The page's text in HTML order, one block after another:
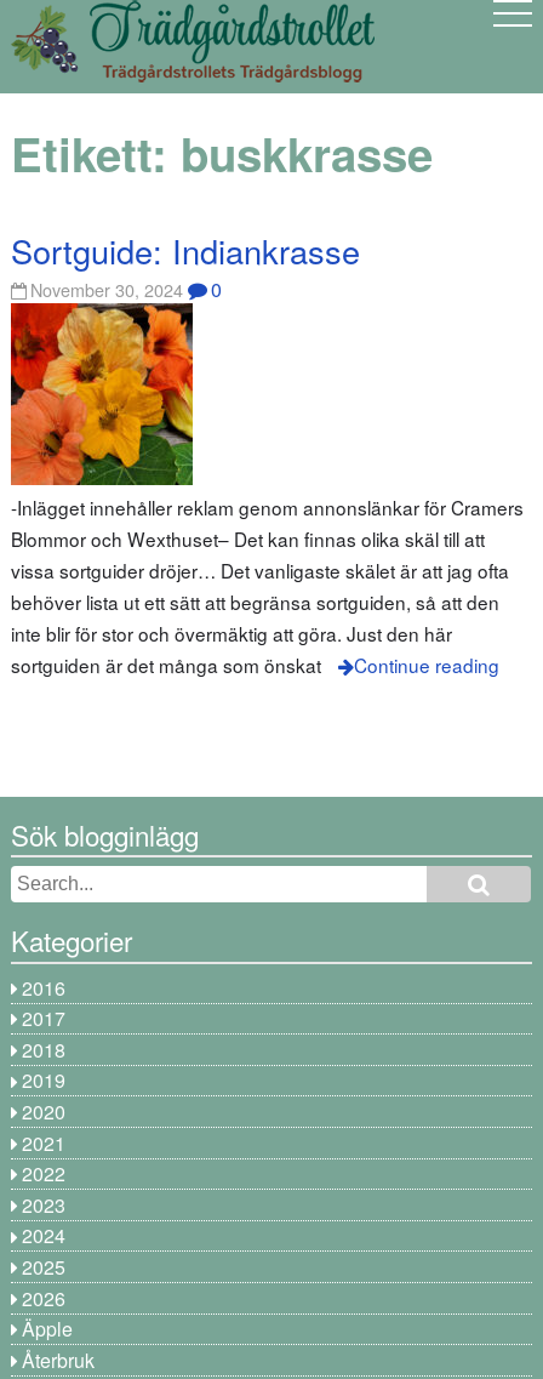
Etikett: buskkrasse
Sortguide: Indiankrasse
November 30, 2024 0
-Inlägget innehåller reklam genom annonslänkar för Cramers
Blommor och Wexthuset– Det kan finnas olika skäl till att
vissa sortguider dröjer… Det vanligaste skälet är att jag ofta
behöver lista ut ett sätt att begränsa sortguiden, så att den
inte blir för stor och övermäktig att göra. Just den här
sortguiden är det många som önskat
Continue reading
Sök blogginlägg
Kategorier
2016
2017
2018
2019
2020
2021
2022
2023
2024
2025
2026
Äpple
Återbruk